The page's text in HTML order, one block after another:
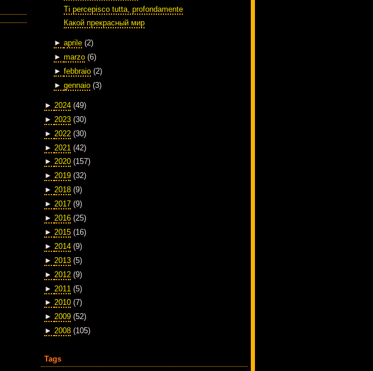
Ti percepisco tutta, profondamente
Какой прекрасный мир
► aprile (2)
► marzo (6)
► febbraio (2)
► gennaio (3)
► 2024 (49)
► 2023 (30)
► 2022 (30)
► 2021 (42)
► 2020 (157)
► 2019 (32)
► 2018 (9)
► 2017 (9)
► 2016 (25)
► 2015 (16)
► 2014 (9)
► 2013 (5)
► 2012 (9)
► 2011 (5)
► 2010 (7)
► 2009 (52)
► 2008 (105)
Tags